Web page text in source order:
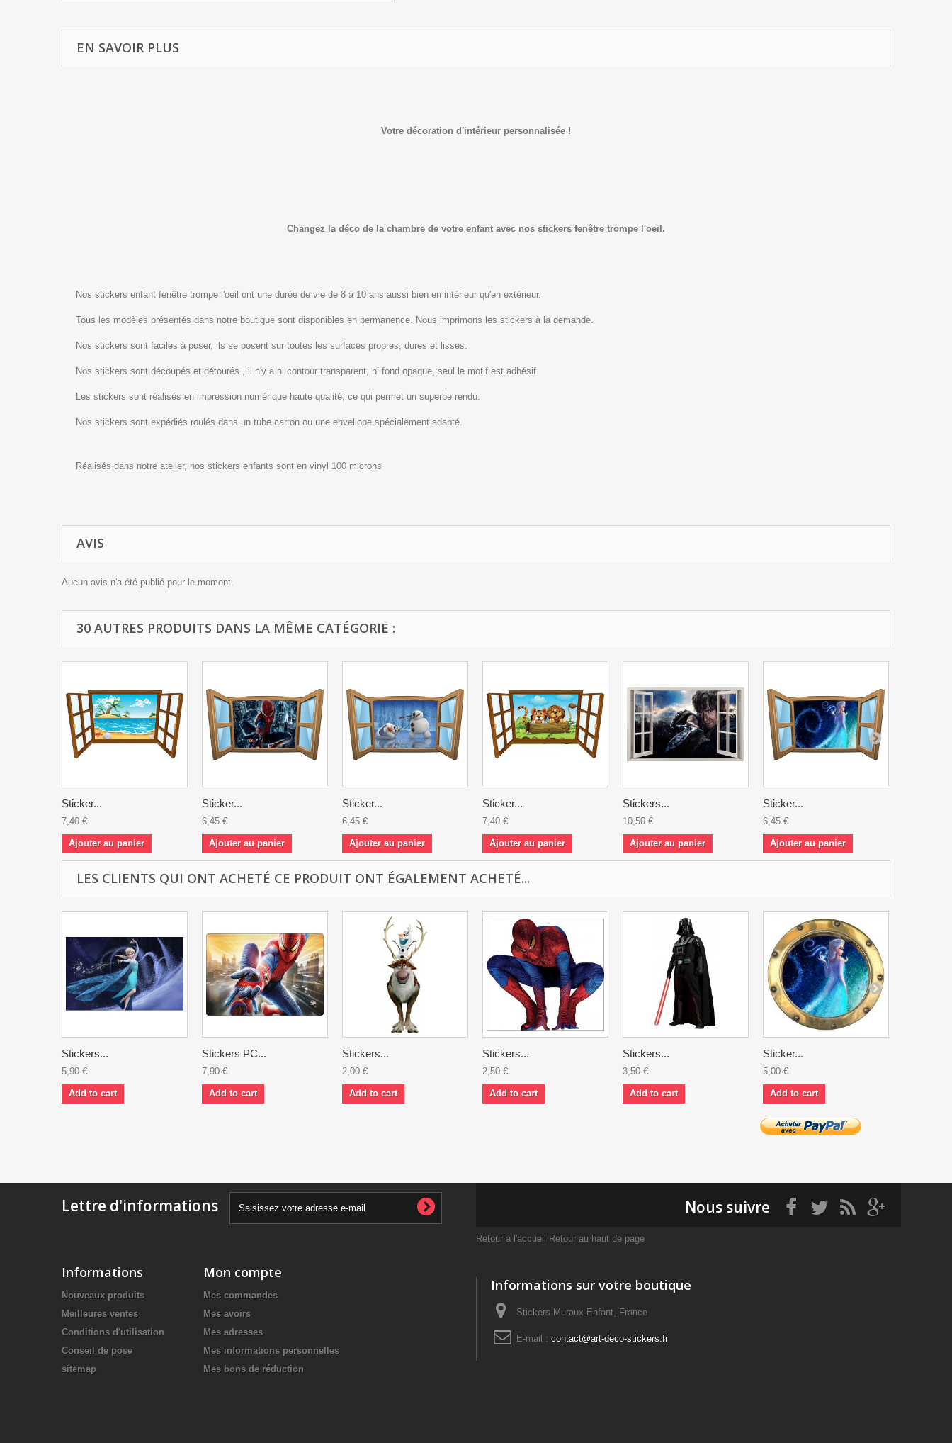
EN SAVOIR PLUS
Votre décoration d'intérieur personnalisée !
Changez la déco de la chambre de votre enfant avec nos stickers fenêtre trompe l'oeil.
Nos stickers enfant fenêtre trompe l'oeil ont une durée de vie de 8 à 10 ans aussi bien en intérieur qu'en extérieur.
Tous les modèles présentés dans notre boutique sont disponibles en permanence. Nous imprimons les stickers à la demande.
Nos stickers sont faciles à poser, ils se posent sur toutes les surfaces propres, dures et lisses.
Nos stickers sont découpés et détourés , il n'y a ni contour transparent, ni fond opaque, seul le motif est adhésif.
Les stickers sont réalisés en impression numérique haute qualité, ce qui permet un superbe rendu.
Nos stickers sont expédiés roulés dans un tube carton ou une envellope spécialement adapté.
Réalisés dans notre atelier, nos stickers enfants sont en vinyl 100 microns
AVIS
Aucun avis n'a été publié pour le moment.
30 AUTRES PRODUITS DANS LA MÊME CATÉGORIE :
Sticker...
7,40 €
Ajouter au panier
Sticker...
6,45 €
Ajouter au panier
Sticker...
6,45 €
Ajouter au panier
Sticker...
7,40 €
Ajouter au panier
Stickers...
10,50 €
Ajouter au panier
Sticker...
6,45 €
Ajouter au panier
LES CLIENTS QUI ONT ACHETÉ CE PRODUIT ONT ÉGALEMENT ACHETÉ...
Stickers...
5,90 €
Add to cart
Stickers PC...
7,90 €
Add to cart
Stickers...
2,00 €
Add to cart
Stickers...
2,50 €
Add to cart
Stickers...
3,50 €
Add to cart
Sticker...
5,00 €
Add to cart
Lettre d'informations Nous suivre
Informations
Nouveaux produits
Meilleures ventes
Conditions d'utilisation
Conseil de pose
sitemap
Mon compte
Mes commandes
Mes avoirs
Mes adresses
Mes informations personnelles
Mes bons de réduction
Retour à l'accueil Retour au haut de page
Informations sur votre boutique
Stickers Muraux Enfant, France
E-mail : contact@art-deco-stickers.fr